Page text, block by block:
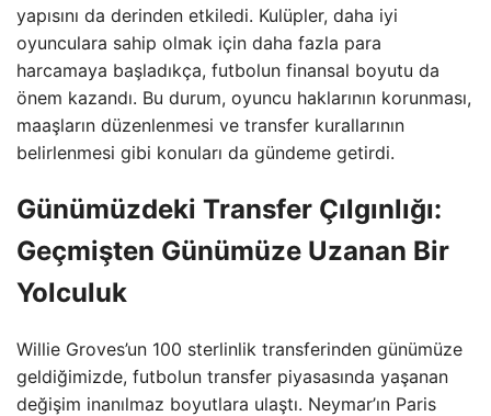
yapısını da derinden etkiledi. Kulüpler, daha iyi
oyunculara sahip olmak için daha fazla para
harcamaya başladıkça, futbolun finansal boyutu da
önem kazandı. Bu durum, oyuncu haklarının korunması,
maaşların düzenlenmesi ve transfer kurallarının
belirlenmesi gibi konuları da gündeme getirdi.
Günümüzdeki Transfer Çılgınlığı:
Geçmişten Günümüze Uzanan Bir
Yolculuk
Willie Groves’un 100 sterlinlik transferinden günümüze
geldiğimizde, futbolun transfer piyasasında yaşanan
değişim inanılmaz boyutlara ulaştı. Neymar’ın Paris